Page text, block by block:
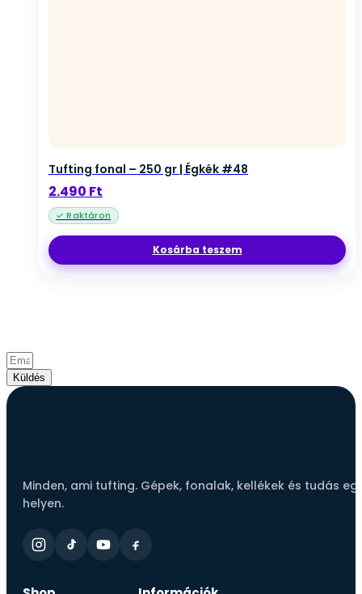
Tufting fonal – 250 gr | Égkék #48
2.490 Ft
Kosárba teszem
Küldés
Minden, ami tufting. Gépek, fonalak, kellékek és tudás
helyen.